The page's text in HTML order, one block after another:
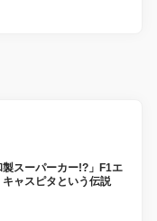
製スーパーカー!?」F1エ
ャスピタという伝説